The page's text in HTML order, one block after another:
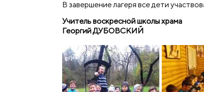
В завершение лагеря все дети
Учитель воскресной школы храма
Георгий ДУБОВСКИЙ